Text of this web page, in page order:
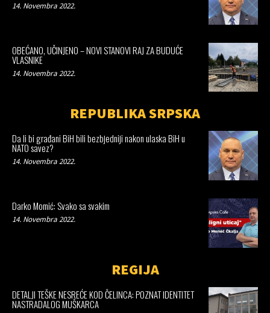
14. Novembra 2022.
OBEĆANO, UČINJENO – NOVI STANOVI RAJ ZA BUDUĆE
VLASNIKE
14. Novembra 2022.
REPUBLIKA SRPSKA
Da li bi građani BiH bili bezbjedniji nakon ulaska BiH u
NATO savez?
14. Novembra 2022.
Darko Momić: Svako sa svakim
14. Novembra 2022.
REGIJA
DETALJI TEŠKE NESREĆE KOD ČELINCA: POZNAT IDENTITET
NASTRADALOG MUŠKARCA